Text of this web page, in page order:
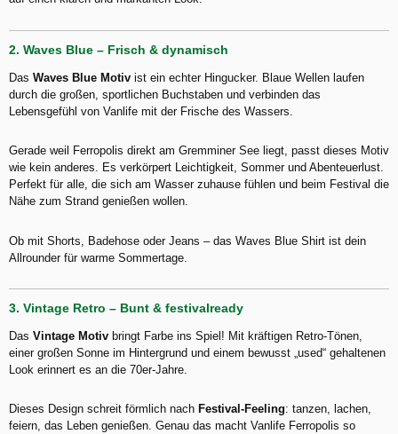
2. Waves Blue – Frisch & dynamisch
Das Waves Blue Motiv ist ein echter Hingucker. Blaue Wellen laufen
durch die großen, sportlichen Buchstaben und verbinden das
Lebensgefühl von Vanlife mit der Frische des Wassers.
Gerade weil Ferropolis direkt am Gremminer See liegt, passt dieses Motiv
wie kein anderes. Es verkörpert Leichtigkeit, Sommer und Abenteuerlust.
Perfekt für alle, die sich am Wasser zuhause fühlen und beim Festival die
Nähe zum Strand genießen wollen.
Ob mit Shorts, Badehose oder Jeans – das Waves Blue Shirt ist dein
Allrounder für warme Sommertage.
3. Vintage Retro – Bunt & festivalready
Das Vintage Motiv bringt Farbe ins Spiel! Mit kräftigen Retro-Tönen,
einer großen Sonne im Hintergrund und einem bewusst „used“ gehaltenen
Look erinnert es an die 70er-Jahre.
Dieses Design schreit förmlich nach Festival-Feeling: tanzen, lachen,
feiern, das Leben genießen. Genau das macht Vanlife Ferropolis so